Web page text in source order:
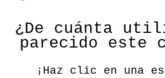
¿De cuánta
parecido este
¡Haz clic en una